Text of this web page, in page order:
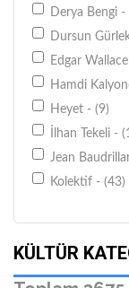
İş Bankası
İstanbul Bilgi
Kaynak
Kitabevi
Kitap Yayınevi
Metis
Nesil
Ötüken
Tarih Vakfı
Timaş
Derya Bengi -
Dursun
Edgar
Hamdi
Heyet - (9)
İlhan Tekeli -
Jean
Kolektif - (43)
Mehmed
Michael
KÜLTÜR